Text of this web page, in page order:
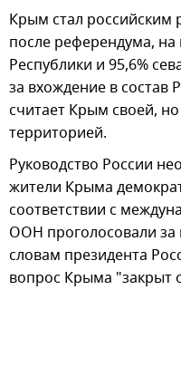
Крым стал российским
после референдума, на
Республики и 95,6%
за вхождение в состав
считает Крым своей,
территорией.
Руководство России
жители Крыма
соответствии с
ООН проголосовали за
словам президента
вопрос Крыма "закрыт